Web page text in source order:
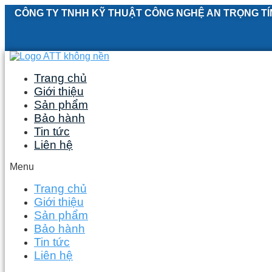
Skip
CÔNG TY TNHH KỸ THUẬT CÔNG NGHỆ AN TRỌNG
Trang chủ
Giới thiệu
Sản phẩm
Bảo hành
Tin tức
Liên hệ
Menu
Trang chủ
Giới thiệu
Sản phẩm
Bảo hành
Tin tức
Liên hệ